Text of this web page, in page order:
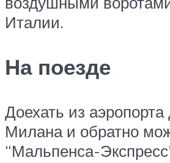
Италии.
На поезде
Доехать из
Милана и обратно
“Мальпенса-